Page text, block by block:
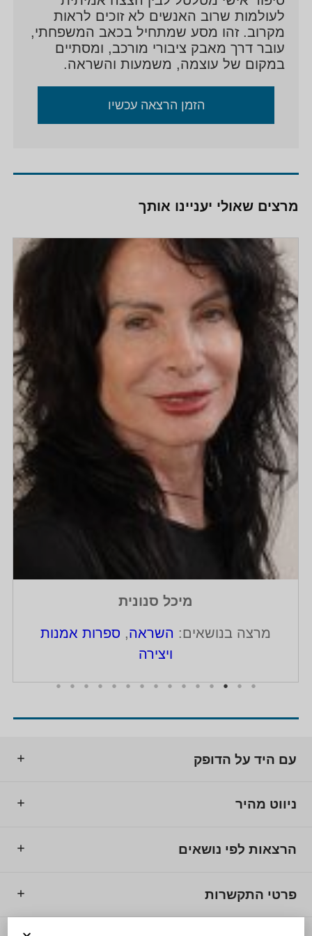
לעולמות שרוב האנשים לא זוכים לראות
מקרוב. זהו מסע שמתחיל בכאב המשפחתי,
עובר דרך מאבק ציבורי מורכב, ומסתיים
במקום של עוצמה, משמעות והשראה.
הזמן הרצאה עכשיו
מרצים שאולי יעניינו אותך
מיכל סנונית
מרצה בנושאים: השראה, ספרות אמנות
ויצירה
עם היד על הדופק
ניווט מהיר
הרצאות לפי נושאים
פרטי התקשרות